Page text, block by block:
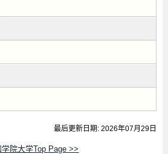
最后更新日期: 2026年07月29日
学院大学Top Page >>